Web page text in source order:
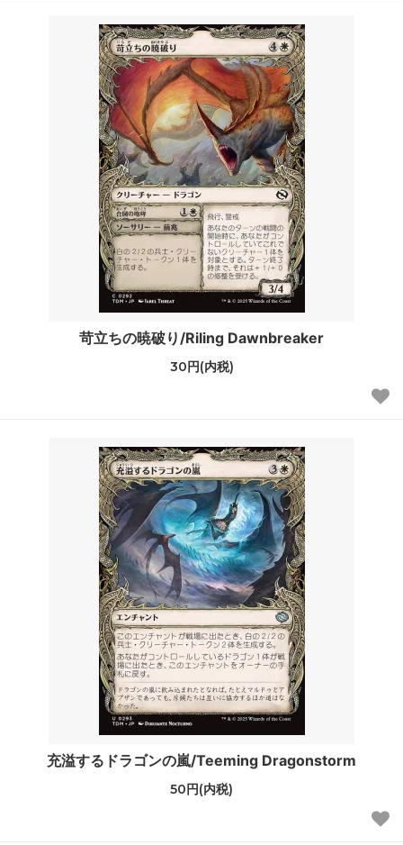
苛立ちの暁破り/Riling Dawnbreaker
30円(内税)
充溢するドラゴンの嵐/Teeming Dragonstorm
50円(内税)